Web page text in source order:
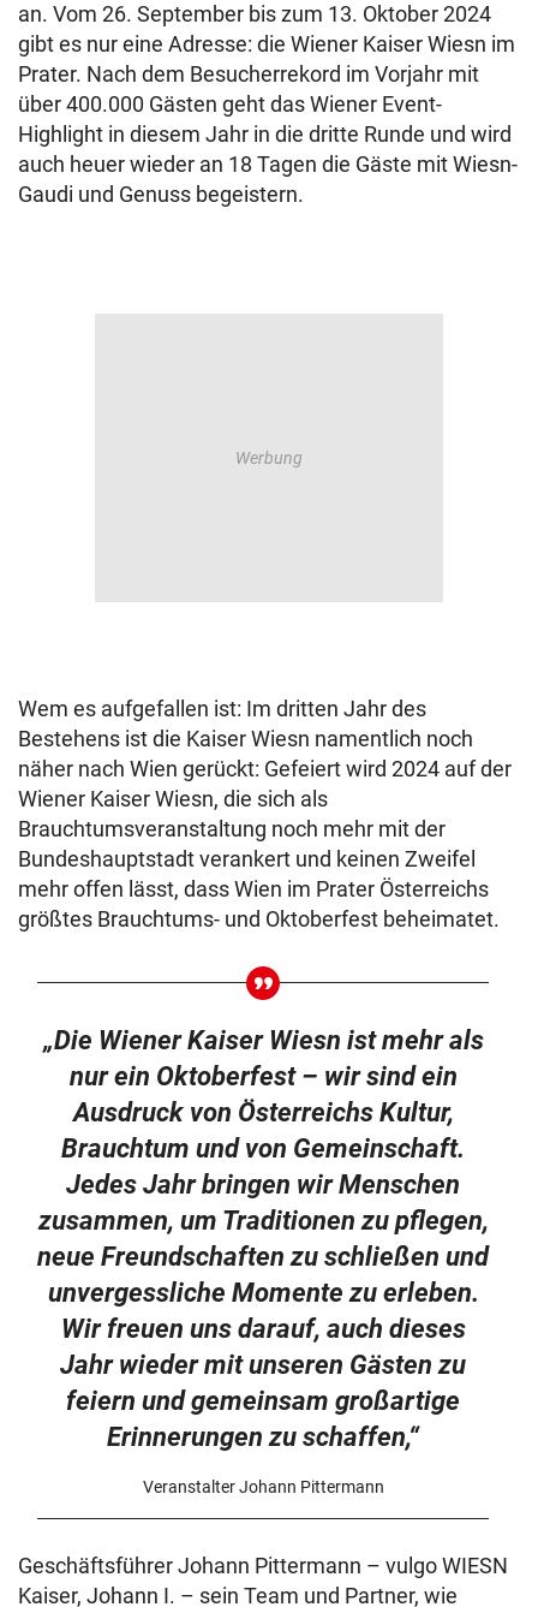
an. Vom 26. September bis zum 13. Oktober 2024
gibt es nur eine Adresse: die Wiener Kaiser Wiesn im
Prater. Nach dem Besucherrekord im Vorjahr mit
über 400.000 Gästen geht das Wiener Event-
Highlight in diesem Jahr in die dritte Runde und wird
auch heuer wieder an 18 Tagen die Gäste mit Wiesn-
Gaudi und Genuss begeistern.
Wem es aufgefallen ist: Im dritten Jahr des
Bestehens ist die Kaiser Wiesn namentlich noch
näher nach Wien gerückt: Gefeiert wird 2024 auf der
Wiener Kaiser Wiesn, die sich als
Brauchtumsveranstaltung noch mehr mit der
Bundeshauptstadt verankert und keinen Zweifel
mehr offen lässt, dass Wien im Prater Österreichs
größtes Brauchtums- und Oktoberfest beheimatet.
„Die Wiener Kaiser Wiesn ist mehr als
nur ein Oktoberfest – wir sind ein
Ausdruck von Österreichs Kultur,
Brauchtum und von Gemeinschaft.
Jedes Jahr bringen wir Menschen
zusammen, um Traditionen zu pflegen,
neue Freundschaften zu schließen und
unvergessliche Momente zu erleben.
Wir freuen uns darauf, auch dieses
Jahr wieder mit unseren Gästen zu
feiern und gemeinsam großartige
Erinnerungen zu schaffen,“
Veranstalter Johann Pittermann
Geschäftsführer Johann Pittermann – vulgo WIESN
Kaiser, Johann I. – sein Team und Partner, wie